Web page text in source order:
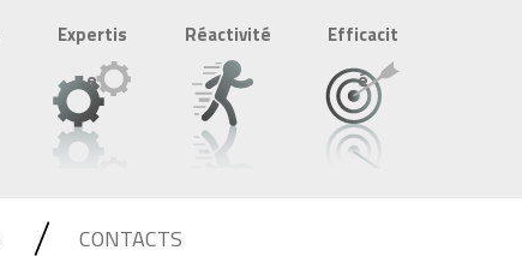
Expertis
e
Réactivité
Efficacit
é
CONTACTS